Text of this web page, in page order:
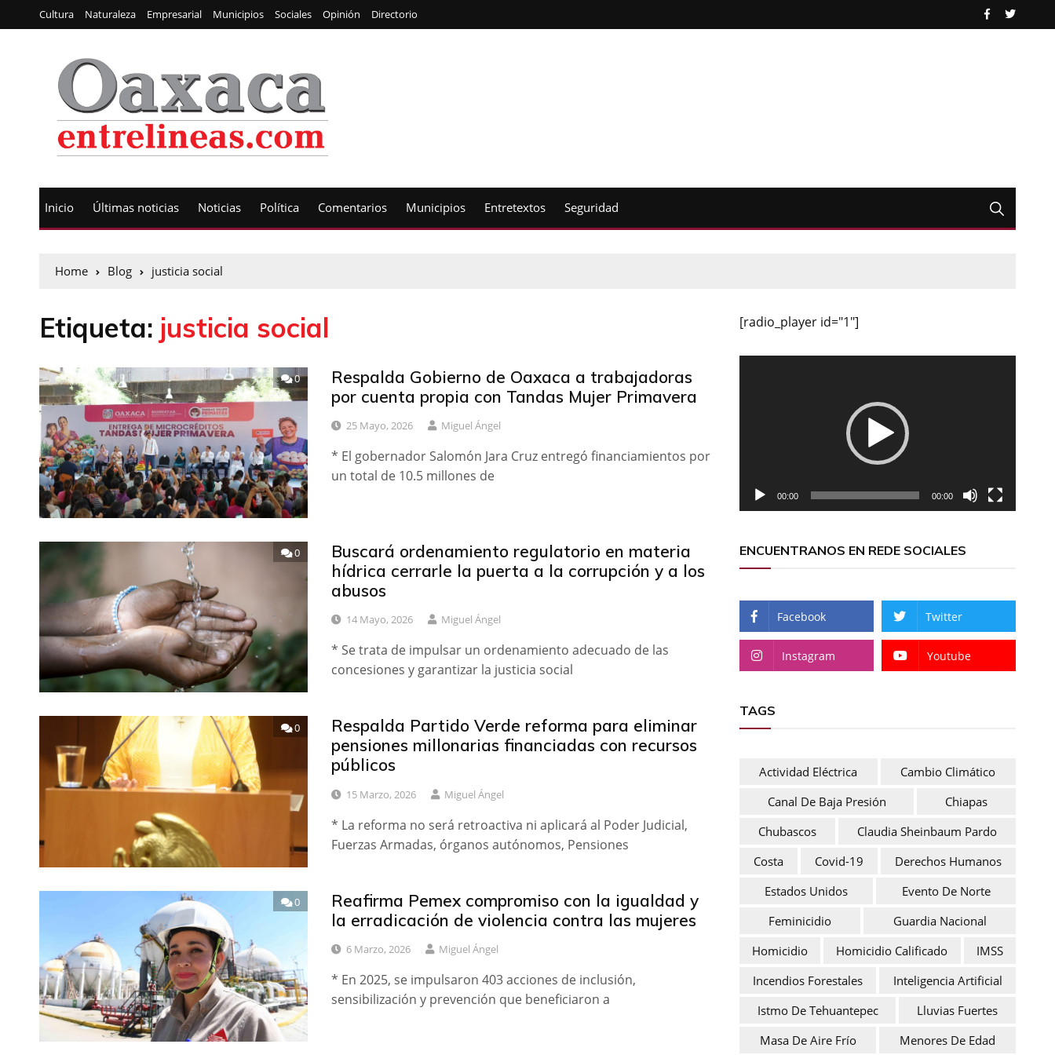
Cultura Naturaleza Empresarial Municipios Sociales Opinión Directorio
Inicio Últimas noticias Noticias Política Comentarios Municipios Entretextos Seguridad
Home Blog justicia social
Etiqueta: justicia social
0
Respalda Gobierno de Oaxaca a trabajadoras
por cuenta propia con Tandas Mujer Primavera
25 Mayo, 2026 Miguel Ángel
* El gobernador Salomón Jara Cruz entregó financiamientos por
un total de 10.5 millones de
0
Buscará ordenamiento regulatorio en materia
hídrica cerrarle la puerta a la corrupción y a los
abusos
14 Mayo, 2026 Miguel Ángel
* Se trata de impulsar un ordenamiento adecuado de las
concesiones y garantizar la justicia social
0
Respalda Partido Verde reforma para eliminar
pensiones millonarias financiadas con recursos
públicos
15 Marzo, 2026 Miguel Ángel
* La reforma no será retroactiva ni aplicará al Poder Judicial,
Fuerzas Armadas, órganos autónomos, Pensiones
0
Reafirma Pemex compromiso con la igualdad y
la erradicación de violencia contra las mujeres
6 Marzo, 2026 Miguel Ángel
* En 2025, se impulsaron 403 acciones de inclusión,
sensibilización y prevención que beneficiaron a
[radio_player id="1"]
00:00 00:00
ENCUENTRANOS EN REDE SOCIALES
Facebook Twitter
Instagram Youtube
TAGS
Actividad Eléctrica
Cambio Climático
Canal De Baja Presión
Chiapas
Chubascos
Claudia Sheinbaum Pardo
Costa
Covid-19
Derechos Humanos
Estados Unidos
Evento De Norte
Feminicidio
Guardia Nacional
Homicidio
Homicidio Calificado
IMSS
Incendios Forestales
Inteligencia Artificial
Istmo De Tehuantepec
Lluvias Fuertes
Masa De Aire Frío
Menores De Edad